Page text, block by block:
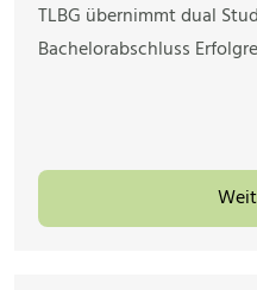
TLBG übernimmt dual
Bachelorabschluss